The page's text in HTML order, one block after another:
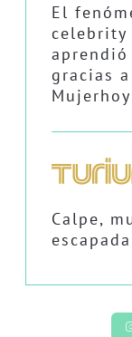
El
celebrity
gracias
Mujerhoy
Calpe,